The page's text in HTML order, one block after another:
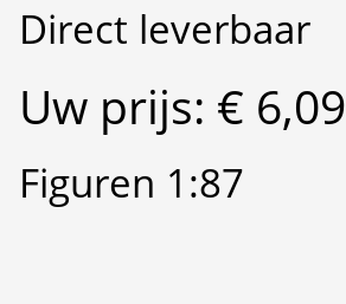
Direct leverbaar
Uw prijs: € 6,09
Figuren 1:87